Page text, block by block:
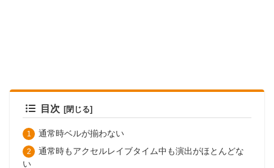
目次
通常時ベルが揃わない
通常時もアクセルレイブタイム中も演出がほとんどな
い